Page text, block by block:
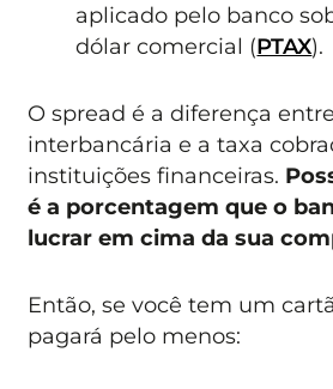
aplicado pelo banco
dólar comercial (PTAX).
O spread é a diferença
interbancária e a taxa
instituições financeiras.
é a porcentagem que o
lucrar em cima da sua
Então, se você tem um
pagará pelo menos: